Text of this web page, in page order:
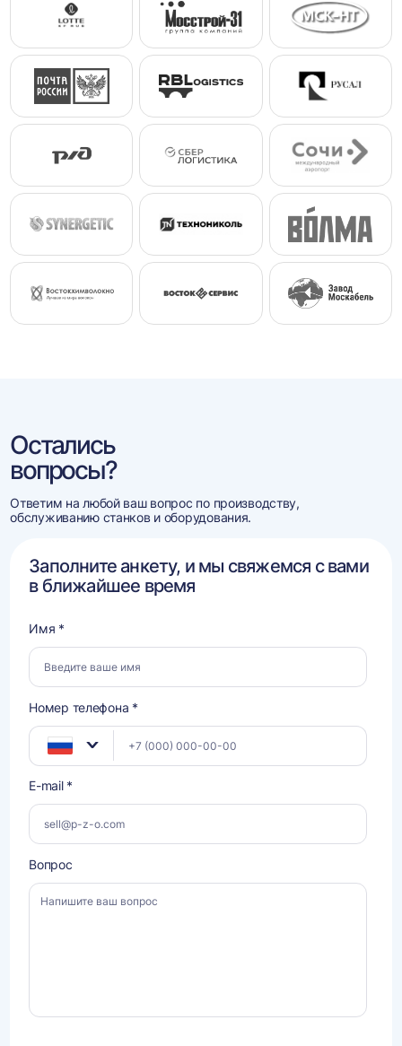
Остались
вопросы?
Ответим на любой ваш вопрос по производству,
обслуживанию станков и оборудования.
Заполните анкету, и мы свяжемся с вами
в ближайшее время
Имя *
Номер телефона *
E-mail *
Вопрос